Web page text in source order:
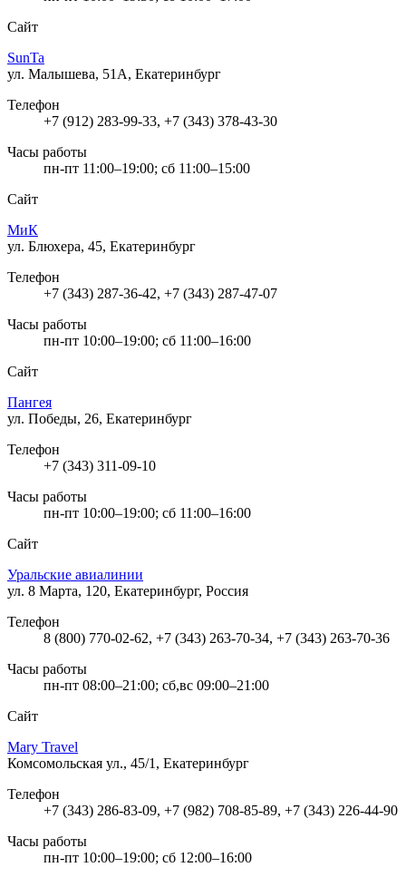
Сайт
SunTa
ул. Малышева, 51А, Екатеринбург
Телефон
+7 (912) 283-99-33, +7 (343) 378-43-30
Часы работы
пн-пт 11:00–19:00; сб 11:00–15:00
Сайт
МиК
ул. Блюхера, 45, Екатеринбург
Телефон
+7 (343) 287-36-42, +7 (343) 287-47-07
Часы работы
пн-пт 10:00–19:00; сб 11:00–16:00
Сайт
Пангея
ул. Победы, 26, Екатеринбург
Телефон
+7 (343) 311-09-10
Часы работы
пн-пт 10:00–19:00; сб 11:00–16:00
Сайт
Уральские авиалинии
ул. 8 Марта, 120, Екатеринбург, Россия
Телефон
8 (800) 770-02-62, +7 (343) 263-70-34, +7 (343) 263-70-36
Часы работы
пн-пт 08:00–21:00; сб,вс 09:00–21:00
Сайт
Mary Travel
Комсомольская ул., 45/1, Екатеринбург
Телефон
+7 (343) 286-83-09, +7 (982) 708-85-89, +7 (343) 226-44-90
Часы работы
пн-пт 10:00–19:00; сб 12:00–16:00